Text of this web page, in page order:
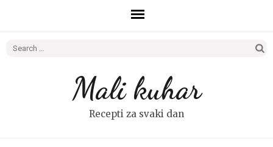
Search
Mali kuhar
Recepti za svaki dan